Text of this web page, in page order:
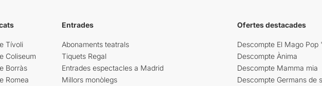
Tívoli
Coliseum
Borràs
Romea
Entrades
Abonaments teatrals
Tiquets Regal
Entrades espectacles a Madrid
Millors monòlegs
Ofertes destacades
Descompte El Mago
Descompte Ànima
Descompte Mamma mia
Descompte Germans de